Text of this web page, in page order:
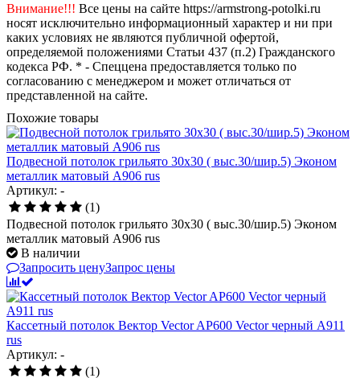
Внимание!!! Все цены на сайте https://armstrong-potolki.ru
носят исключительно информационный характер и ни при
каких условиях не являются публичной офертой,
определяемой положениями Статьи 437 (п.2) Гражданского
кодекса РФ. * - Спеццена предоставляется только по
согласованию с менеджером и может отличаться от
представленной на сайте.
Похожие товары
Подвесной потолок грильято 30х30 ( выс.30/шир.5) Эконом
металлик матовый А906 rus
Артикул: -
(1)
Подвесной потолок грильято 30х30 ( выс.30/шир.5) Эконом
металлик матовый А906 rus
В наличии
Запросить ценуЗапрос цены
Кассетный потолок Вектор Veсtor AP600 Vector черный А911
rus
Артикул: -
(1)